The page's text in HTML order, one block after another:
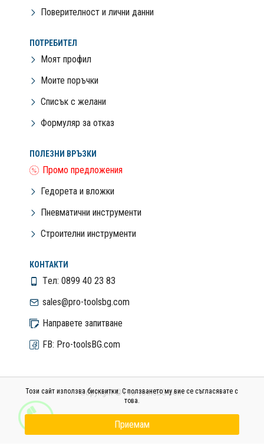
Този сайт използва бисквитки. С ползването му вие се съгласявате с
това.
Приемам
Поверителност и лични данни
ПОТРЕБИТЕЛ
Моят профил
Моите поръчки
Списък с желани
Формуляр за отказ
ПОЛЕЗНИ ВРЪЗКИ
Промо предложения
Гедорета и вложки
Пневматични инструменти
Строителни инструменти
КОНТАКТИ
Tел: 0899 40 23 83
sales@pro-toolsbg.com
Направете запитване
FB: Pro-toolsBG.com
Copyright © Pro-toolsBG.com
Изработка на сайт от Web R Solution®